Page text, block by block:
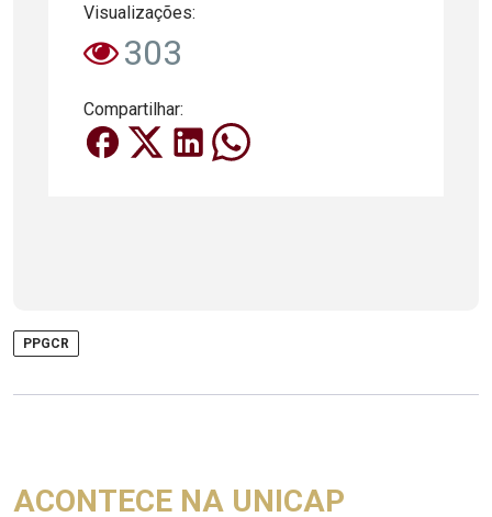
Visualizações:
303
Compartilhar:
PPGCR
ACONTECE NA UNICAP